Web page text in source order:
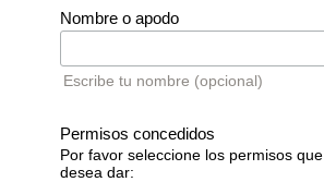
Nombre o apodo
Escribe tu nombre (opcional)
Permisos concedidos
Por favor seleccione los permisos que
desea dar: